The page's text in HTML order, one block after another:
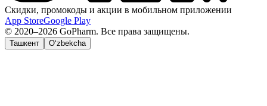
Скидки, промокоды и акции в мобильном приложении
App StoreGoogle Play
© 2020–2026 GoPharm. Все права защищены.
Ташкент O‘zbekcha